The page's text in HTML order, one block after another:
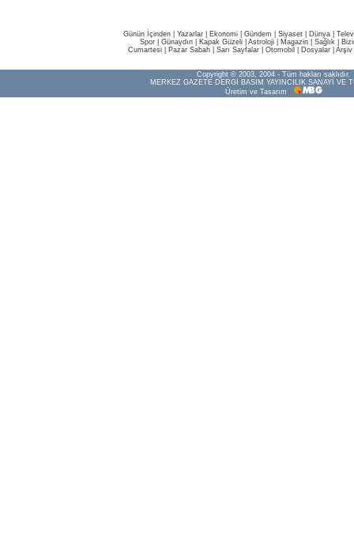
Günün İçinden Yazarlar Ekonomi Gündem Siyaset Dünya |
Spor
Günaydın Kapak Güzeli Astroloji Magazin Sağlık
Cumartesi
Pazar Sabah Sarı Sayfalar Otomobil Dosyalar Arşiv
Copyright © 2003, 2004 - Tüm hakları saklıdır.
MERKEZ GAZETE DERGİ BASIM YAYINCILIK SANAYİ VE
Üretim ve Tasarım